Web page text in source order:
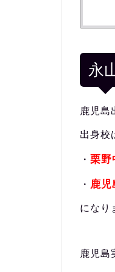
永
鹿児島
出身校
・ 栗野
・ 鹿児
になり
鹿児島